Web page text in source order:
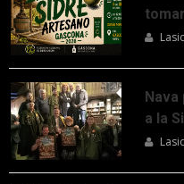
Nava
a la